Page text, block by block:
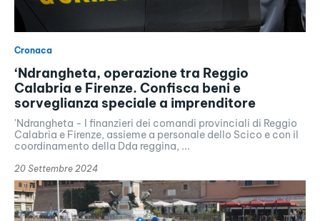
Cronaca
‘Ndrangheta, operazione tra Reggio
Calabria e Firenze. Confisca beni e
sorveglianza speciale a imprenditore
'Ndrangheta - I finanzieri dei comandi provinciali di Reggio
Calabria e Firenze, assieme a personale dello Scico e con il
coordinamento della Dda reggina, ...
20 Settembre 2024